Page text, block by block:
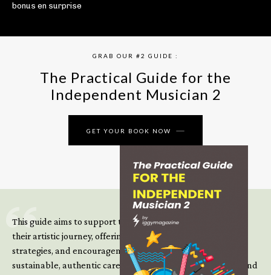
bonus en surprise
GRAB OUR #2 GUIDE :
The Practical Guide for the
Independent Musician 2
GET YOUR BOOK NOW
This guide aims to support those climbing the next steps of
their artistic journey, offering practical insight, updated
strategies, and encouragement to continue building
sustainable, authentic careers in an increasingly complex and